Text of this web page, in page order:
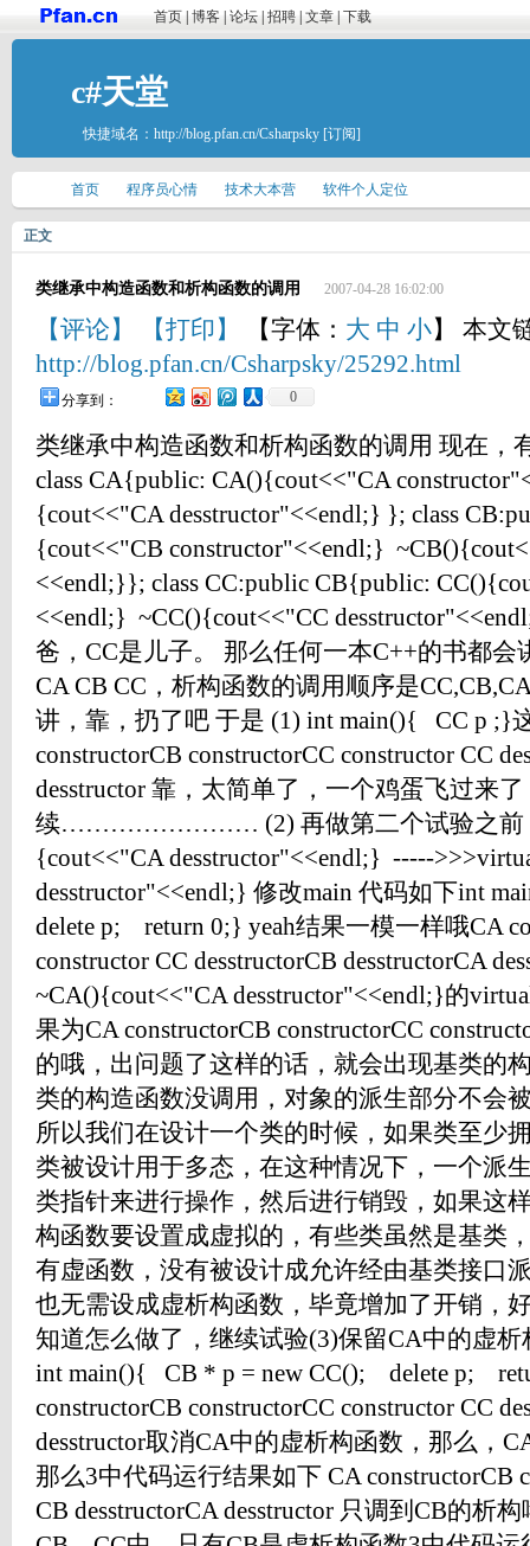
首页 博客 论坛 招聘 文章 下载
c#天堂
快捷域名： http://blog.pfan.cn/Csharpsky [订阅]
首页 程序员心情 技术大本营 软件个人定位
正文
类继承中构造函数和析构函数的调用 2007-04-28 16:02:00
【评论】 【打印】 【字体： 大 中 小】 本文
http://blog.pfan.cn/Csharpsky/25292.html
分享到： 0
类继承中构造函数和析构函数的调用 现在，
class CA{public: CA(){cout<<"CA
{cout<<"CA desstructor"<<endl;} }; class
{cout<<"CB constructor"<<endl;}
<<endl;}}; class CC:public CB{public:
<<endl;} ~CC(){cout<<"CC
爸，CC是儿子。 那么任何一本C++的书都
CA CB CC，析构函数的调用顺序是
讲，靠，扔了吧 于是 (1) int main(){ CC p ;}
constructorCB constructorCC constructor CC
desstructor 靠，太简单了，一个鸡蛋飞过来
续…………………… (2) 再做第二个试验之前，
{cout<<"CA desstructor"<<endl;} -----
desstructor"<<endl;} 修改main 代码如下int
delete p; return 0;} yeah结果一模一样哦CA
constructor CC desstructorCB desstructorCA
~CA(){cout<<"CA desstructor"<<endl;}的
果为CA constructorCB constructorCC
的哦，出问题了这样的话，就会出现基类的
类的构造函数没调用，对象的派生部分不会
所以我们在设计一个类的时候，如果类至少
类被设计用于多态，在这种情况下，一个派
类指针来进行操作，然后进行销毁，如果这
构函数要设置成虚拟的，有些类虽然是基类
有虚函数，没有被设计成允许经由基类接口
也无需设成虚析构函数，毕竟增加了开销，
知道怎么做了，继续试验(3)保留CA中的虚
int main(){ CB * p = new CC(); delete p;
constructorCB constructorCC constructor CC
desstructor取消CA中的虚析构函数，那么，
那么3中代码运行结果如下 CA constructorCB
CB desstructorCA desstructor 只调到CB的析